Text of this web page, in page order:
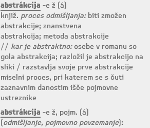
abstrákcija -e ž (á)
knjiž. proces odmišljanja:biti zmožen
abstrakcije; znanstvena
abstrakcija; metoda abstrakcije
// kar je abstraktno:osebe v romanu so
gola abstrakcija; razložil je abstrakcijo na
sliki / razstavlja svoje prve abstrakcije
miselni proces, pri katerem se s čuti
zaznavnim danostim išče pojmovne
ustreznike
abstrákcija -e ž, pojm. (á)
(odmišljanje, pojmovno povzemanje):